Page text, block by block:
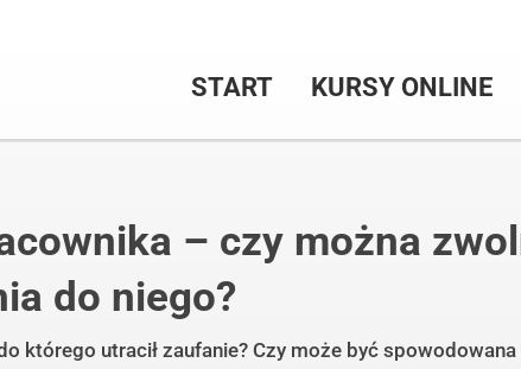
START KURSY ONLINE
– czy można
do niego?
którego utracił zaufanie? Czy może być